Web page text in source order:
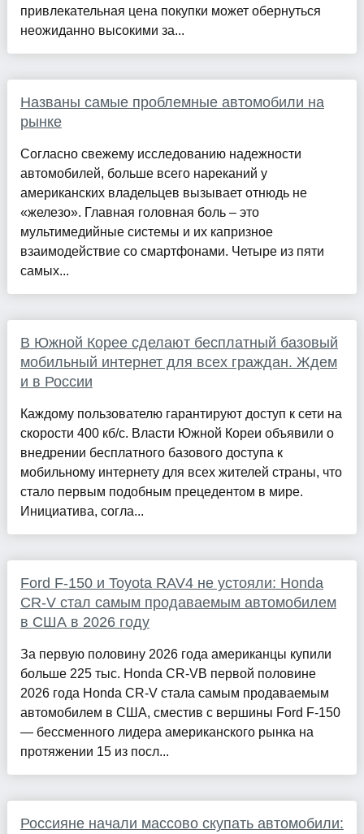
привлекательная цена покупки может обернуться
неожиданно высокими за...
Названы самые проблемные автомобили на
рынке
Согласно свежему исследованию надежности
автомобилей, больше всего нареканий у
американских владельцев вызывает отнюдь не
«железо». Главная головная боль – это
мультимедийные системы и их капризное
взаимодействие со смартфонами. Четыре из пяти
самых...
В Южной Корее сделают бесплатный базовый
мобильный интернет для всех граждан. Ждем
и в России
Каждому пользователю гарантируют доступ к сети на
скорости 400 кб/с. Власти Южной Кореи объявили о
внедрении бесплатного базового доступа к
мобильному интернету для всех жителей страны, что
стало первым подобным прецедентом в мире.
Инициатива, согла...
Ford F-150 и Toyota RAV4 не устояли: Honda
CR-V стал самым продаваемым автомобилем
в США в 2026 году
За первую половину 2026 года американцы купили
больше 225 тыс. Honda CR-VВ первой половине
2026 года Honda CR-V стала самым продаваемым
автомобилем в США, сместив с вершины Ford F-150
— бессменного лидера американского рынка на
протяжении 15 из посл...
Россияне начали массово скупать автомобили: